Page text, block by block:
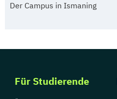
Der Campus in Ismaning
Für Studierende